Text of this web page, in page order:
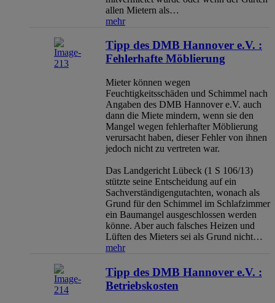
allen Mietern als…
mehr
Tipp des DMB Hannover e.V. :
Fehlerhafte Möblierung
Mieter können wegen
Feuchtigkeitsschäden und Schimmel nach
Angaben des DMB Hannover e.V. auch
dann die Miete mindern, wenn sie den
Mangel wegen fehlerhafter Möblierung
verursacht haben, dieser Fehler von ihnen
jedoch nicht zu vertreten war.
Das Landgericht Lübeck (1 S 106/13)
stützte seine Entscheidung auf ein
Sachverständigengutachten, wonach als
Grund für den Schimmel im Schlafzimmer
ein Baumangel ausgeschlossen werden
könne. Aber auch falsches Heizen und
Lüften des Mieters sei als Grund nicht…
mehr
Tipp des DMB Hannover e.V. :
Betriebskosten